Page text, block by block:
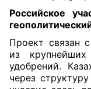
Российское
Проект связан
из
удобрений.
через структуру